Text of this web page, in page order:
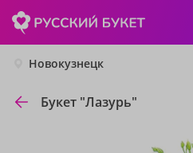
Новокузнецк
Букет "Лазурь"